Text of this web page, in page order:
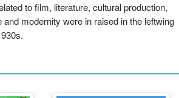
to film, literature, cultural production,
and modernity were in raised in the leftwing